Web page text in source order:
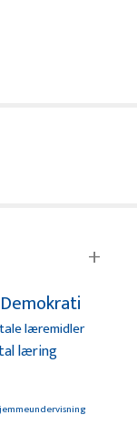
Demokrati
læremidler
læring